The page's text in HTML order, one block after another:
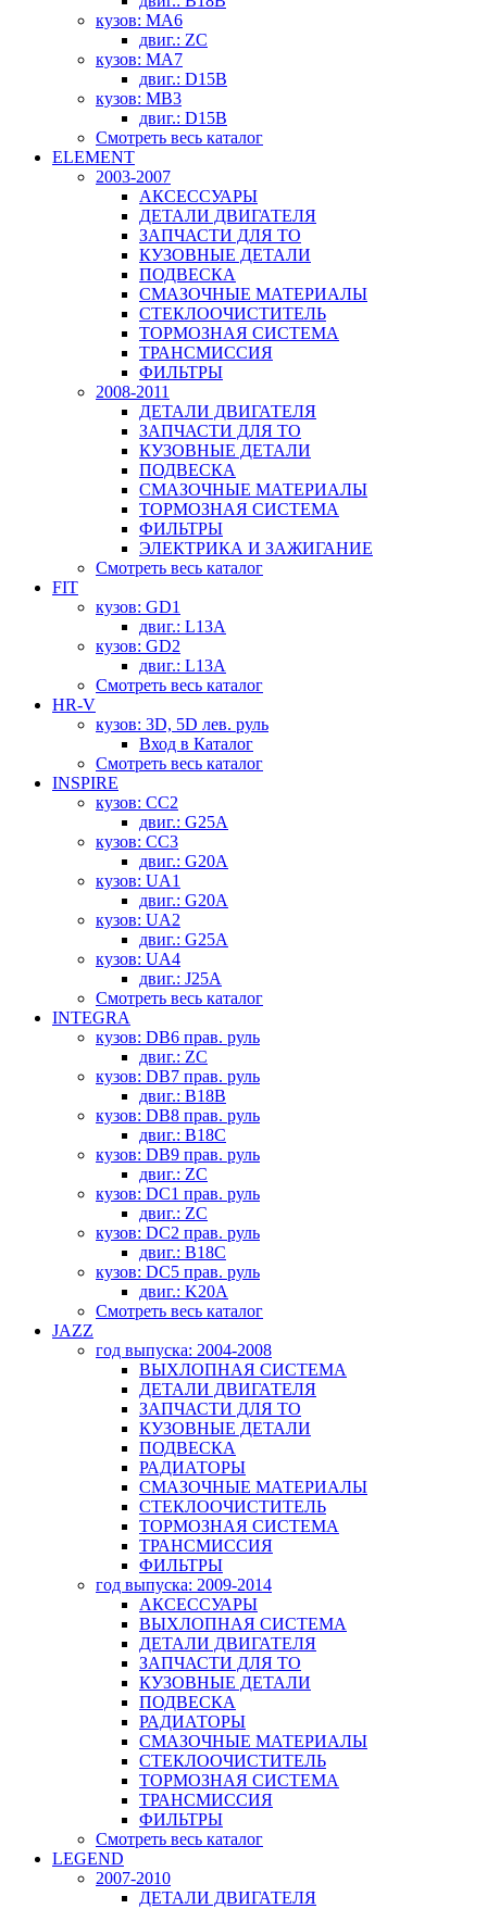
кузов: MA6
двиг.: ZC
кузов: MA7
двиг.: D15B
кузов: MB3
двиг.: D15B
Смотреть весь каталог
ELEMENT
2003-2007
АКСЕССУАРЫ
ДЕТАЛИ ДВИГАТЕЛЯ
ЗАПЧАСТИ ДЛЯ ТО
КУЗОВНЫЕ ДЕТАЛИ
ПОДВЕСКА
СМАЗОЧНЫЕ МАТЕРИАЛЫ
СТЕКЛООЧИСТИТЕЛЬ
ТОРМОЗНАЯ СИСТЕМА
ТРАНСМИССИЯ
ФИЛЬТРЫ
2008-2011
ДЕТАЛИ ДВИГАТЕЛЯ
ЗАПЧАСТИ ДЛЯ ТО
КУЗОВНЫЕ ДЕТАЛИ
ПОДВЕСКА
СМАЗОЧНЫЕ МАТЕРИАЛЫ
ТОРМОЗНАЯ СИСТЕМА
ФИЛЬТРЫ
ЭЛЕКТРИКА И ЗАЖИГАНИЕ
Смотреть весь каталог
FIT
кузов: GD1
двиг.: L13A
кузов: GD2
двиг.: L13A
Смотреть весь каталог
HR-V
кузов: 3D, 5D лев. руль
Вход в Каталог
Смотреть весь каталог
INSPIRE
кузов: CC2
двиг.: G25A
кузов: CC3
двиг.: G20A
кузов: UA1
двиг.: G20A
кузов: UA2
двиг.: G25A
кузов: UA4
двиг.: J25A
Смотреть весь каталог
INTEGRA
кузов: DB6 прав. руль
двиг.: ZC
кузов: DB7 прав. руль
двиг.: B18B
кузов: DB8 прав. руль
двиг.: B18C
кузов: DB9 прав. руль
двиг.: ZC
кузов: DC1 прав. руль
двиг.: ZC
кузов: DC2 прав. руль
двиг.: B18C
кузов: DC5 прав. руль
двиг.: K20A
Смотреть весь каталог
JAZZ
год выпуска: 2004-2008
ВЫХЛОПНАЯ СИСТЕМА
ДЕТАЛИ ДВИГАТЕЛЯ
ЗАПЧАСТИ ДЛЯ ТО
КУЗОВНЫЕ ДЕТАЛИ
ПОДВЕСКА
РАДИАТОРЫ
СМАЗОЧНЫЕ МАТЕРИАЛЫ
СТЕКЛООЧИСТИТЕЛЬ
ТОРМОЗНАЯ СИСТЕМА
ТРАНСМИССИЯ
ФИЛЬТРЫ
год выпуска: 2009-2014
АКСЕССУАРЫ
ВЫХЛОПНАЯ СИСТЕМА
ДЕТАЛИ ДВИГАТЕЛЯ
ЗАПЧАСТИ ДЛЯ ТО
КУЗОВНЫЕ ДЕТАЛИ
ПОДВЕСКА
РАДИАТОРЫ
СМАЗОЧНЫЕ МАТЕРИАЛЫ
СТЕКЛООЧИСТИТЕЛЬ
ТОРМОЗНАЯ СИСТЕМА
ТРАНСМИССИЯ
ФИЛЬТРЫ
Смотреть весь каталог
LEGEND
2007-2010
ДЕТАЛИ ДВИГАТЕЛЯ